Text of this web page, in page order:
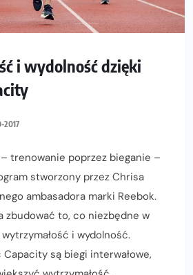
i wydolność dzięki
2017
trenowanie poprzez bieganie –
stworzony przez Chrisa
ambasadora marki Reebok.
zbudować to, co niezbędne w
i wydolność.
są biegi interwałowe,